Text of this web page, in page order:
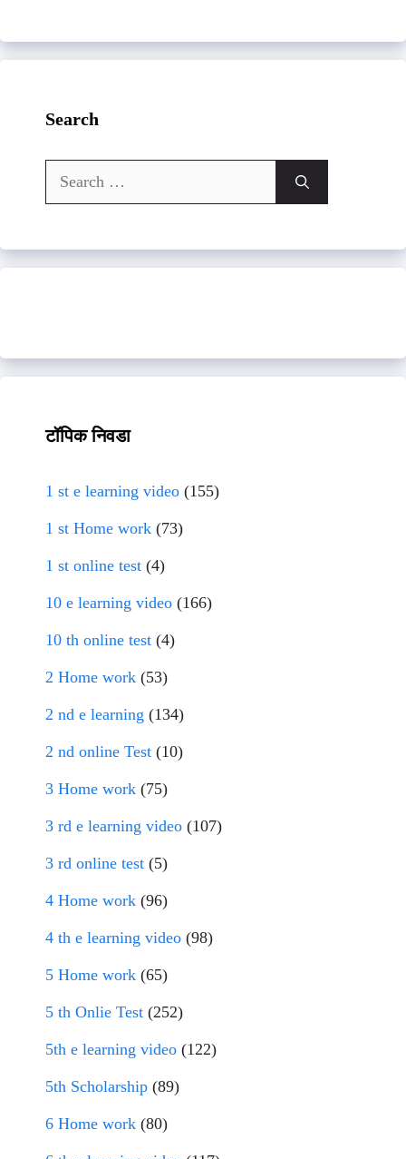
Search
Search
for:
टॉपिक निवडा
1 st e learning video (155)
1 st Home work (73)
1 st online test (4)
10 e learning video (166)
10 th online test (4)
2 Home work (53)
2 nd e learning (134)
2 nd online Test (10)
3 Home work (75)
3 rd e learning video (107)
3 rd online test (5)
4 Home work (96)
4 th e learning video (98)
5 Home work (65)
5 th Onlie Test (252)
5th e learning video (122)
5th Scholarship (89)
6 Home work (80)